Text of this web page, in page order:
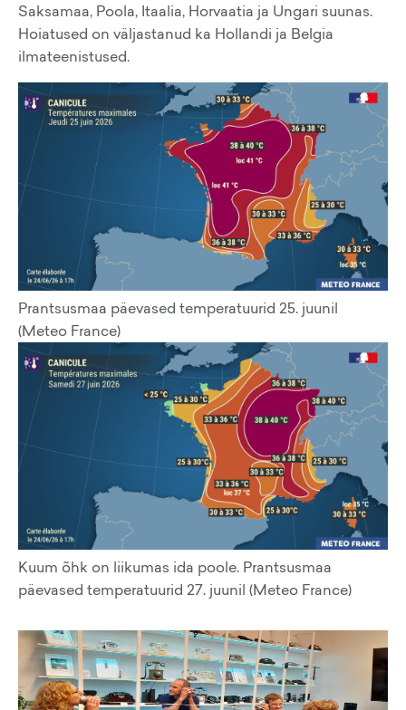
Saksamaa, Poola, Itaalia, Horvaatia ja Ungari suunas.
Hoiatused on väljastanud ka Hollandi ja Belgia
ilmateenistused.
Prantsusmaa päevased temperatuurid 25. juunil
(Meteo France)
Kuum õhk on liikumas ida poole. Prantsusmaa
päevased temperatuurid 27. juunil (Meteo France)